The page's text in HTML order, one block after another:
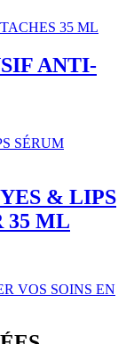
ANTI-
& LIPS
35 ML
VOS SOINS EN